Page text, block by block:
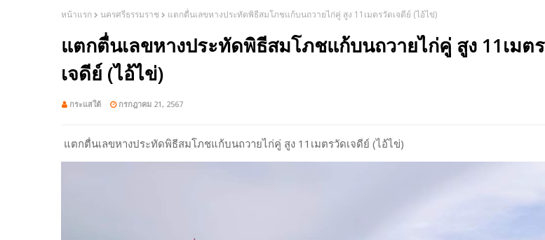
หน้าแรก นครศรีธรรมราช แตกตื่นเลขหางประทัดพิธีสมโภชแก้บนถวายไก่คู่ สูง 11เมตรวัดเจดีย์ (ไอ้ไข่)
แตกตื่นเลขหางประทัดพิธีสมโภชแก้บนถวายไก่คู่ สูง 11เมต
เจดีย์ (ไอ้ไข่)
กระแสใต้ กรกฎาคม 21, 2567
แตกตื่นเลขหางประทัดพิธีสมโภชแก้บนถวายไก่คู่ สูง 11เมตรวัดเจดีย์ (ไอ้ไข่)